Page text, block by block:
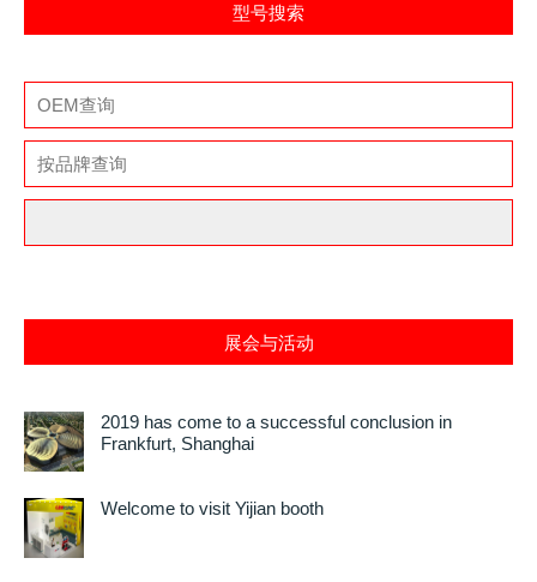
型号搜索
展会与活动
2019 has come to a successful conclusion in
Frankfurt, Shanghai
Welcome to visit Yijian booth